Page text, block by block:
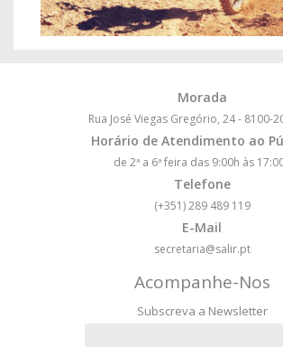
Morada
Rua José Viegas Gregório, 24 - 8100-
Horário de Atendimento ao
de 2ª a 6ª feira das 9:00h às
Telefone
(+351) 289 489 119
E-Mail
secretaria@salir.pt
Acompanhe-Nos
Subscreva a Newsletter